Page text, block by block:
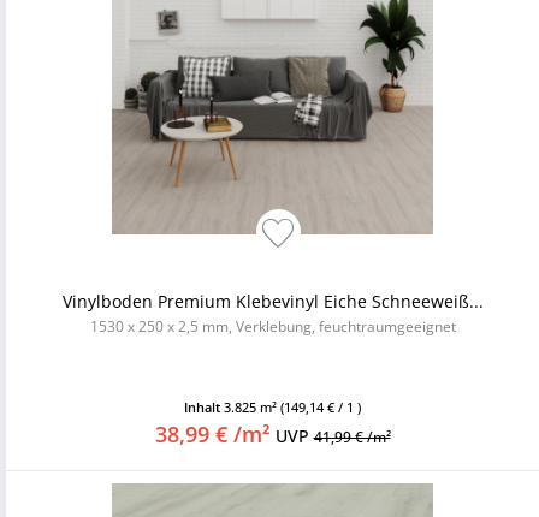
Vinylboden Premium Klebevinyl Eiche Schneeweiß...
1530 x 250 x 2,5 mm, Verklebung, feuchtraumgeeignet
Inhalt 3.825 m² (149,14 € / 1 )
38,99 € /m² UVP41,99 € /m²